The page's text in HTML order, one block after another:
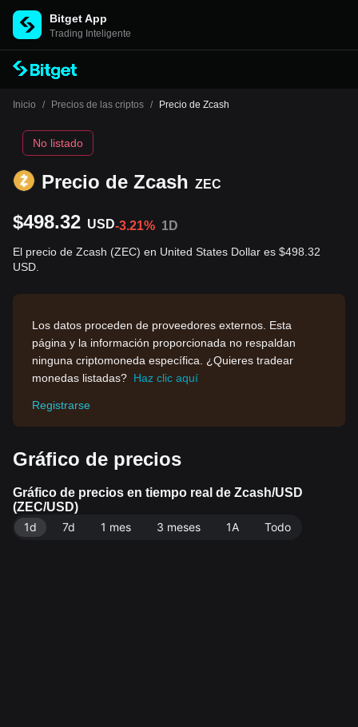
Bitget App
Trading Inteligente
Inicio / Precios de las criptos / Precio de Zcash
Precio de Zcash ZEC
No listado
$498.32 USD-3.21% 1D
El precio de Zcash (ZEC) en United States Dollar es $498.32
USD.
Los datos proceden de proveedores externos. Esta
página y la información proporcionada no respaldan
ninguna criptomoneda específica. ¿Quieres tradear
monedas listadas? Haz clic aquí
Registrarse
Gráfico de precios
Gráfico de precios en tiempo real de Zcash/USD
(ZEC/USD)
1d
7d 1 mes 3 meses 1A Todo